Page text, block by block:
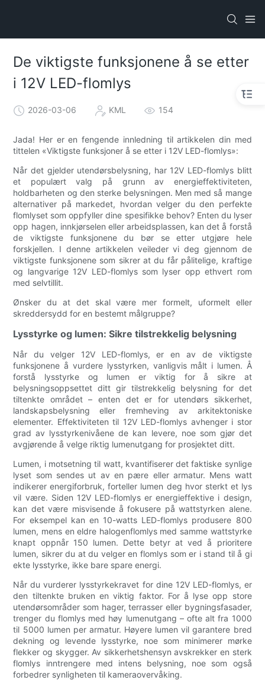
De viktigste funksjonene å se etter
i 12V LED-flomlys
2026-03-06 KML 154
Jada! Her er en fengende innledning til artikkelen din med
tittelen «Viktigste funksjoner å se etter i 12V LED-flomlys»:
Når det gjelder utendørsbelysning, har 12V LED-flomlys blitt
et populært valg på grunn av energieffektiviteten,
holdbarheten og den sterke belysningen. Men med så mange
alternativer på markedet, hvordan velger du den perfekte
flomlyset som oppfyller dine spesifikke behov? Enten du lyser
opp hagen, innkjørselen eller arbeidsplassen, kan det å forstå
de viktigste funksjonene du bør se etter utgjøre hele
forskjellen. I denne artikkelen veileder vi deg gjennom de
viktigste funksjonene som sikrer at du får pålitelige, kraftige
og langvarige 12V LED-flomlys som lyser opp ethvert rom
med selvtillit.
Ønsker du at det skal være mer formelt, uformelt eller
skreddersydd for en bestemt målgruppe?
Lysstyrke og lumen: Sikre tilstrekkelig belysning
Når du velger 12V LED-flomlys, er en av de viktigste
funksjonene å vurdere lysstyrken, vanligvis målt i lumen. Å
forstå lysstyrke og lumen er viktig for å sikre at
belysningsoppsettet ditt gir tilstrekkelig belysning for det
tiltenkte området – enten det er for utendørs sikkerhet,
landskapsbelysning eller fremheving av arkitektoniske
elementer. Effektiviteten til 12V LED-flomlys avhenger i stor
grad av lysstyrkenivåene de kan levere, noe som gjør det
avgjørende å velge riktig lumenutgang for prosjektet ditt.
Lumen, i motsetning til watt, kvantifiserer det faktiske synlige
lyset som sendes ut av en pære eller armatur. Mens watt
indikerer energiforbruk, forteller lumen deg hvor sterkt et lys
vil være. Siden 12V LED-flomlys er energieffektive i design,
kan det være misvisende å fokusere på wattstyrken alene.
For eksempel kan en 10-watts LED-flomlys produsere 800
lumen, mens en eldre halogenflomlys med samme wattstyrke
knapt oppnår 150 lumen. Dette betyr at ved å prioritere
lumen, sikrer du at du velger en flomlys som er i stand til å gi
ekte lysstyrke, ikke bare spare energi.
Når du vurderer lysstyrkekravet for dine 12V LED-flomlys, er
den tiltenkte bruken en viktig faktor. For å lyse opp store
utendørsområder som hager, terrasser eller bygningsfasader,
trenger du flomlys med høy lumenutgang – ofte alt fra 1000
til 5000 lumen per armatur. Høyere lumen vil garantere bred
dekning og levende lysstyrke, noe som minimerer mørke
flekker og skygger. Av sikkerhetshensyn avskrekker en sterk
flomlys inntrengere med intens belysning, noe som også
forbedrer synligheten til kameraovervåking.